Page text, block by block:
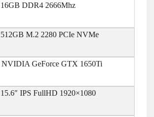
16GB DDR4 2666Mhz
512GB M.2 2280 PCIe NVMe
NVIDIA GeForce GTX 1650Ti
15.6″ IPS FullHD 1920×1080